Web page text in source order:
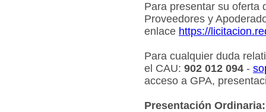
Para presentar su oferta
Proveedores y
enlace https://
Para cualquier duda
el CAU: 902 012 094 -
acceso a GPA,
Presentación Ordinaria: